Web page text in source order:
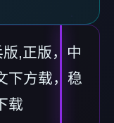
,正版，中
下方载，稳
载